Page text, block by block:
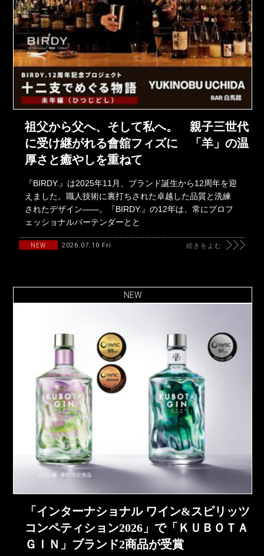
祖父から父へ、そして私へ。 親子三世代
に受け継がれる會舘フィズに 「羊」の温
厚さと癒やしを重ねて
『BIRDY.』は2025年11月、ブランド誕生から12周年を迎
えました。職人技術に裏打ちされた卓越した品質と洗練
されたデザイン――。『BIRDY.』の12年は、常にプロフ
ェッショナルバーテンダーとと
NEW 2026.07.10 Fri 続きをよむ
NEW
「インターナショナル ワイン&スピリッツ
コンペティション2026」で「ＫＵＢＯＴＡ
ＧＩＮ」ブランド2商品が受賞